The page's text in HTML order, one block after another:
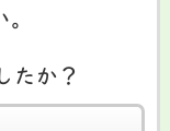
たか？